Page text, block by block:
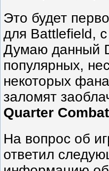
Это будет
для Battlefield, с
Думаю данный
популярных,
некоторых
заломят
Quarter Combat
На вопрос об
ответил